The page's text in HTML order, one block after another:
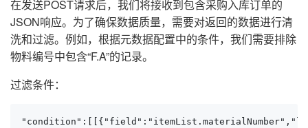
在发送POST请求后，我们将接收到包含采购入库订单的
JSON响应。为了确保数据质量，需要对返回的数据进行清
洗和过滤。例如，根据元数据配置中的条件，我们需要排除
物料编号中包含“F.A”的记录。
过滤条件：